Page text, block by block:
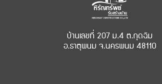
บ้านเลขที่ 207 ม.4 ต.กุดฉิม
อ.ธาตุพนม จ.นครพนม 48110